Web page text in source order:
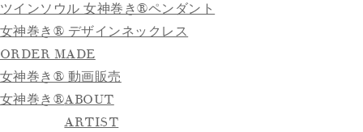
ツインソウル 女神巻き®ペンダント
女神巻き® デザインネックレス
ORDER MADE
女神巻き® 動画販売
女神巻き®ABOUT
ARTIST